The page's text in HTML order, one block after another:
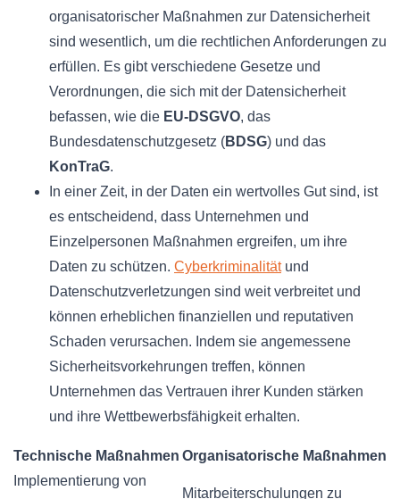
organisatorischer Maßnahmen zur Datensicherheit
sind wesentlich, um die rechtlichen Anforderungen zu
erfüllen. Es gibt verschiedene Gesetze und
Verordnungen, die sich mit der Datensicherheit
befassen, wie die EU-DSGVO, das
Bundesdatenschutzgesetz (BDSG) und das
KonTraG.
In einer Zeit, in der Daten ein wertvolles Gut sind, ist
es entscheidend, dass Unternehmen und
Einzelpersonen Maßnahmen ergreifen, um ihre
Daten zu schützen. Cyberkriminalitätund
Datenschutzverletzungen sind weit verbreitet und
können erheblichen finanziellen und reputativen
Schaden verursachen. Indem sie angemessene
Sicherheitsvorkehrungen treffen, können
Unternehmen das Vertrauen ihrer Kunden stärken
und ihre Wettbewerbsfähigkeit erhalten.
Technische Maßnahmen Organisatorische Maßnahmen
Implementierung von
Mitarbeiterschulungen zu